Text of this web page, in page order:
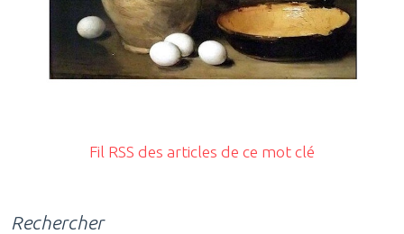
Fil RSS des articles de ce mot clé
Rechercher